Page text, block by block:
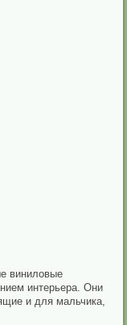
виниловые
интерьера. Они
и для мальчика,